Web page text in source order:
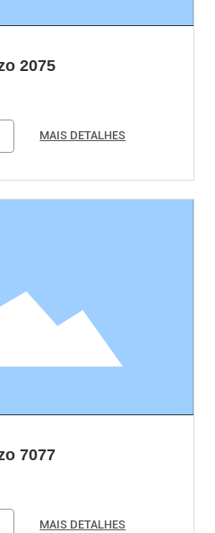
2075
MAIS DETALHES
7077
MAIS DETALHES